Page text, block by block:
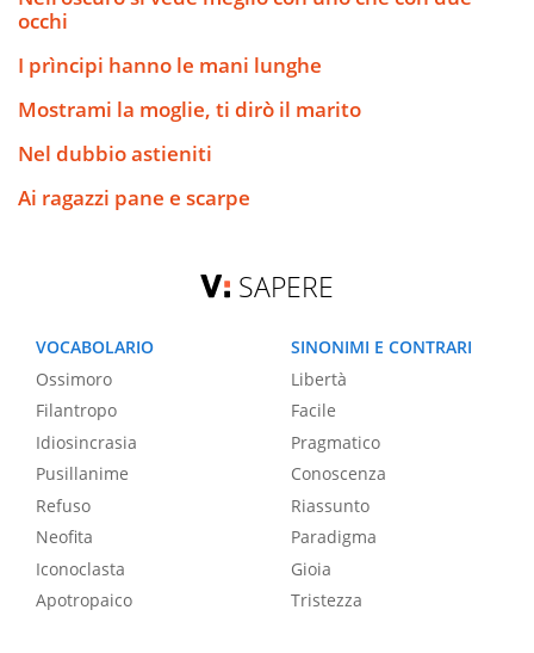
occhi
I prìncipi hanno le mani lunghe
Mostrami la moglie, ti dirò il marito
Nel dubbio astieniti
Ai ragazzi pane e scarpe
SAPERE
VOCABOLARIO
Ossimoro
Filantropo
Idiosincrasia
Pusillanime
Refuso
Neofita
Iconoclasta
Apotropaico
SINONIMI E CONTRARI
Libertà
Facile
Pragmatico
Conoscenza
Riassunto
Paradigma
Gioia
Tristezza